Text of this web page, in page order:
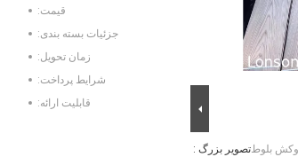
تصویر بزرگ :میلی متر روکش بلوط
قیمت:
جزئیات بسته بندی:
زمان تحویل:
شرایط پرداخت:
قابلیت ارائه: